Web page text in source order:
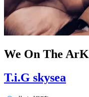
We On The ArK
T.i.G skysea